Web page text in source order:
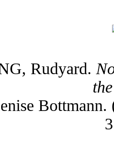
Rudyard.